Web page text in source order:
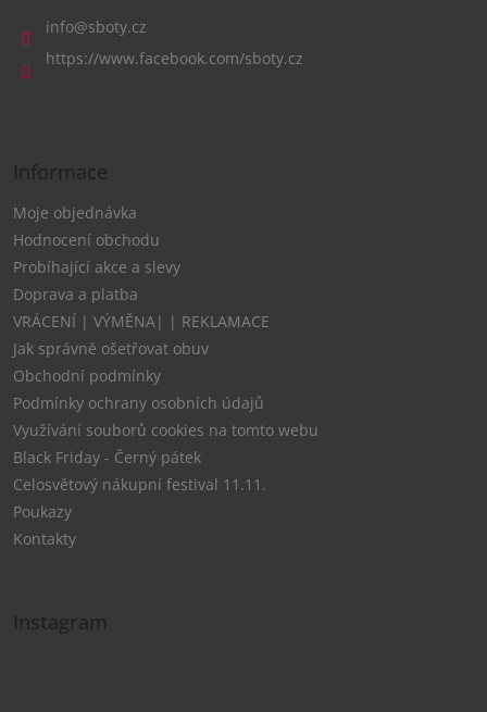
info@sboty.cz
https://www.facebook.com/sboty.cz
Informace
Moje objednávka
Hodnocení obchodu
Probíhající akce a slevy
Doprava a platba
VRÁCENÍ | VÝMĚNA| | REKLAMACE
Jak správně ošetřovat obuv
Obchodní podmínky
Podmínky ochrany osobních údajů
Využívání souborů cookies na tomto webu
Black Friday - Černý pátek
Celosvětový nákupní festival 11.11.
Poukazy
Kontakty
Instagram